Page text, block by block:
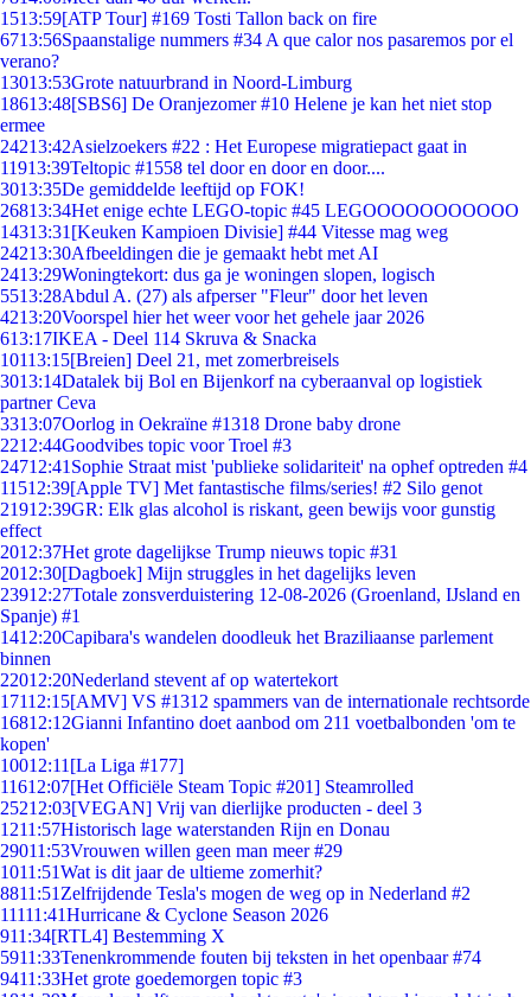
1513:59[ATP Tour] #169 Tosti Tallon back on fire
6713:56Spaanstalige nummers #34 A que calor nos pasaremos por el
verano?
13013:53Grote natuurbrand in Noord-Limburg
18613:48[SBS6] De Oranjezomer #10 Helene je kan het niet stop
ermee
24213:42Asielzoekers #22 : Het Europese migratiepact gaat in
11913:39Teltopic #1558 tel door en door en door....
3013:35De gemiddelde leeftijd op FOK!
26813:34Het enige echte LEGO-topic #45 LEGOOOOOOOOOOO
14313:31 [Keuken Kampioen Divisie] #44 Vitesse mag weg
24213:30Afbeeldingen die je gemaakt hebt met AI
2413:29Woningtekort: dus ga je woningen slopen, logisch
5513:28Abdul A. (27) als afperser "Fleur" door het leven
4213:20Voorspel hier het weer voor het gehele jaar 2026
613:17IKEA - Deel 114 Skruva & Snacka
10113:15[Breien] Deel 21, met zomerbreisels
3013:14Datalek bij Bol en Bijenkorf na cyberaanval op logistiek
partner Ceva
3313:07Oorlog in Oekraïne #1318 Drone baby drone
2212:44Goodvibes topic voor Troel #3
24712:41 Sophie Straat mist 'publieke solidariteit' na ophef optreden #4
11512:39[Apple TV] Met fantastische films/series! #2 Silo genot
21912:39GR: Elk glas alcohol is riskant, geen bewijs voor gunstig
effect
2012:37Het grote dagelijkse Trump nieuws topic #31
2012:30[Dagboek] Mijn struggles in het dagelijks leven
23912:27Totale zonsverduistering 12-08-2026 (Groenland, IJsland en
Spanje) #1
1412:20Capibara's wandelen doodleuk het Braziliaanse parlement
binnen
22012:20Nederland stevent af op watertekort
17112:15[AMV] VS #1312 spammers van de internationale rechtsorde
16812:12Gianni Infantino doet aanbod om 211 voetbalbonden 'om te
kopen'
10012:11 [La Liga #177]
11612:07[Het Officiële Steam Topic #201] Steamrolled
25212:03[VEGAN] Vrij van dierlijke producten - deel 3
1211:57Historisch lage waterstanden Rijn en Donau
29011:53Vrouwen willen geen man meer #29
1011:51Wat is dit jaar de ultieme zomerhit?
8811:51 Zelfrijdende Tesla's mogen de weg op in Nederland #2
11111:41Hurricane & Cyclone Season 2026
911:34[RTL4] Bestemming X
5911:33Tenenkrommende fouten bij teksten in het openbaar #74
9411:33Het grote goedemorgen topic #3